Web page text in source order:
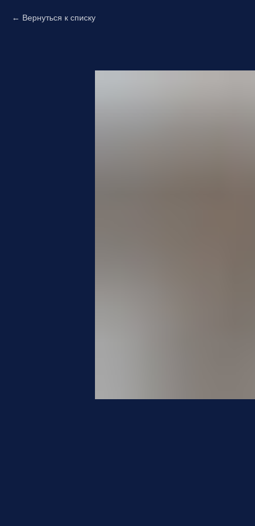
Вернуться к списку